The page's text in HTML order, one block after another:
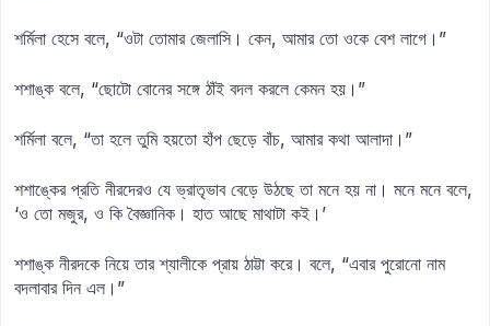
শর্মিলা হেসে বলে, “ওটা তোমার জেলাসি। কেন, আমার তো ওকে বেশ লাগে।”
শশাঙ্ক বলে, “ছোটো বোনের সঙ্গে ঠাঁই বদল করলে কেমন হয়।”
শর্মিলা বলে, “তা হলে তুমি হয়তো হাঁপ ছেড়ে বাঁচ, আমার কথা আলাদা।”
শশাঙ্কের প্রতি নীরদেরও যে ভ্রাতৃভাব বেড়ে উঠছে তা মনে হয় না। মনে মনে বলে,
‘ও তো মজুর, ও কি বৈজ্ঞানিক। হাত আছে মাথাটা কই।’
শশাঙ্ক নীরদকে নিয়ে তার শ্যালীকে প্রায় ঠাট্টা করে। বলে, “এবার পুরোনো নাম
বদলাবার দিন এল।”